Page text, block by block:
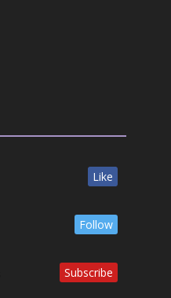
Like
Follow
Subscribe